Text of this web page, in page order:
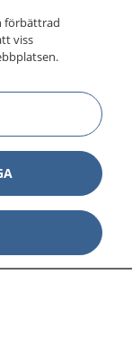
förbättrad
viss